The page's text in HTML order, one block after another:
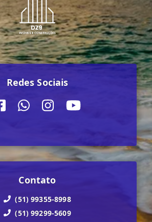
Redes Sociais
Contato
(51) 99355-8998
(51) 99299-5609